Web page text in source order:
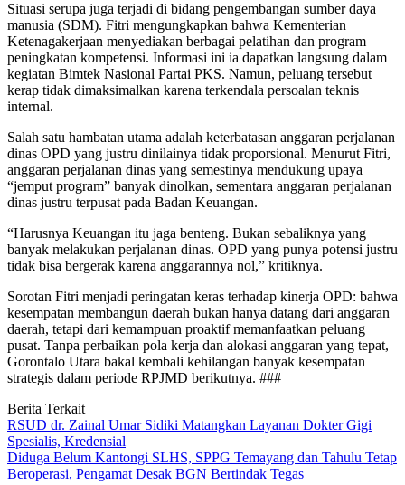
Situasi serupa juga terjadi di bidang pengembangan sumber daya
manusia (SDM). Fitri mengungkapkan bahwa Kementerian
Ketenagakerjaan menyediakan berbagai pelatihan dan program
peningkatan kompetensi. Informasi ini ia dapatkan langsung dalam
kegiatan Bimtek Nasional Partai PKS. Namun, peluang tersebut
kerap tidak dimaksimalkan karena terkendala persoalan teknis
internal.
Salah satu hambatan utama adalah keterbatasan anggaran perjalanan
dinas OPD yang justru dinilainya tidak proporsional. Menurut Fitri,
anggaran perjalanan dinas yang semestinya mendukung upaya
“jemput program” banyak dinolkan, sementara anggaran perjalanan
dinas justru terpusat pada Badan Keuangan.
“Harusnya Keuangan itu jaga benteng. Bukan sebaliknya yang
banyak melakukan perjalanan dinas. OPD yang punya potensi justru
tidak bisa bergerak karena anggarannya nol,” kritiknya.
Sorotan Fitri menjadi peringatan keras terhadap kinerja OPD: bahwa
kesempatan membangun daerah bukan hanya datang dari anggaran
daerah, tetapi dari kemampuan proaktif memanfaatkan peluang
pusat. Tanpa perbaikan pola kerja dan alokasi anggaran yang tepat,
Gorontalo Utara bakal kembali kehilangan banyak kesempatan
strategis dalam periode RPJMD berikutnya. ###
Berita Terkait
RSUD dr. Zainal Umar Sidiki Matangkan Layanan Dokter Gigi
Spesialis, Kredensial
Diduga Belum Kantongi SLHS, SPPG Temayang dan Tahulu Tetap
Beroperasi, Pengamat Desak BGN Bertindak Tegas